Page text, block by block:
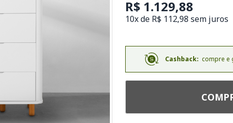
R$ 1.129,88
10x de R$ 112,98 sem juros
Cashback: compre e